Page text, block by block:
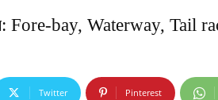
Fore-bay, Waterway,
Twitter Pinterest